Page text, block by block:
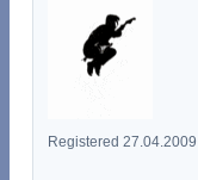
Registered 27.04.2009